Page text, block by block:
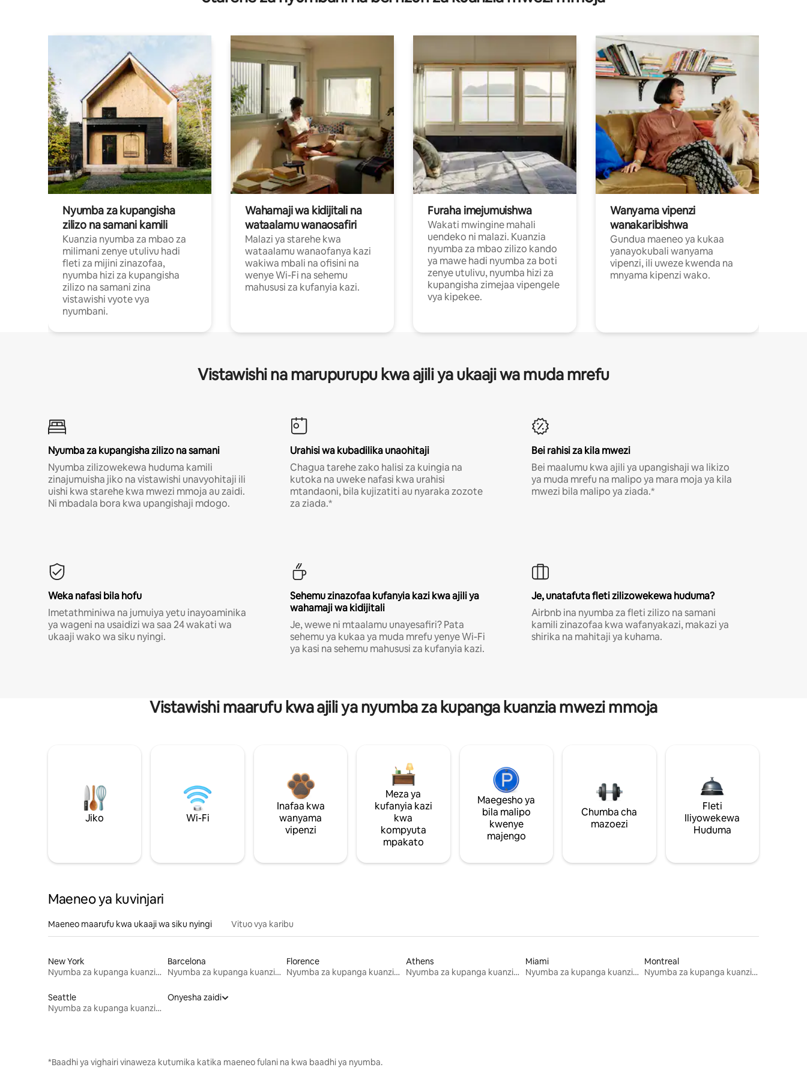
Nyumba za kupangisha
zilizo na samani kamili
Kuanzia nyumba za mbao za
milimani zenye utulivu hadi
fleti za mijini zinazofaa,
nyumba hizi za kupangisha
zilizo na samani zina
vistawishi vyote vya
nyumbani.
Wahamaji wa kidijitali na
wataalamu wanaosafiri
Malazi ya starehe kwa
wataalamu wanaofanya kazi
wakiwa mbali na ofisini na
wenye Wi-Fi na sehemu
mahususi za kufanyia kazi.
Furaha imejumuishwa
Wakati mwingine mahali
uendeko ni malazi. Kuanzia
nyumba za mbao zilizo kando
ya mawe hadi nyumba za boti
zenye utulivu, nyumba hizi za
kupangisha zimejaa vipengele
vya kipekee.
Wanyama vipenzi
wanakaribishwa
Gundua maeneo ya kukaa
yanayokubali wanyama
vipenzi, ili uweze kwenda na
mnyama kipenzi wako.
Vistawishi na marupurupu kwa ajili ya ukaaji wa muda mrefu
Nyumba za kupangisha zilizo na samani
Nyumba zilizowekewa huduma kamili
zinajumuisha jiko na vistawishi unavyohitaji ili
uishi kwa starehe kwa mwezi mmoja au zaidi.
Ni mbadala bora kwa upangishaji mdogo.
Urahisi wa kubadilika unaohitaji
Chagua tarehe zako halisi za kuingia na
kutoka na uweke nafasi kwa urahisi
mtandaoni, bila kujizatiti au nyaraka zozote
za ziada.*
Bei rahisi za kila mwezi
Bei maalumu kwa ajili ya upangishaji wa likizo
ya muda mrefu na malipo ya mara moja ya kila
mwezi bila malipo ya ziada.*
Weka nafasi bila hofu
Imetathminiwa na jumuiya yetu inayoaminika
ya wageni na usaidizi wa saa 24 wakati wa
ukaaji wako wa siku nyingi.
Sehemu zinazofaa kufanyia kazi kwa ajili ya
wahamaji wa kidijitali
Je, wewe ni mtaalamu unayesafiri? Pata
sehemu ya kukaa ya muda mrefu yenye Wi-Fi
ya kasi na sehemu mahususi za kufanyia kazi.
Je, unatafuta fleti zilizowekewa huduma?
Airbnb ina nyumba za fleti zilizo na samani
kamili zinazofaa kwa wafanyakazi, makazi ya
shirika na mahitaji ya kuhama.
Vistawishi maarufu kwa ajili ya nyumba za kupanga kuanzia mwezi mmoja
Jiko Wi-Fi
Inafaa kwa
wanyama
vipenzi
Meza ya
kufanyia kazi
kwa
kompyuta
mpakato
Maegesho ya
bila malipo
kwenye
majengo
Chumba cha
mazoezi
Fleti
Iliyowekewa
Huduma
Maeneo ya kuvinjari
Maeneo maarufu kwa ukaaji wa siku nyingi Vituo vya karibu
New York
Nyumba za kupanga kuanzia mwezi mmoja
Barcelona
Nyumba za kupanga kuanzia mwezi mmoja
Florence
Nyumba za kupanga kuanzia mwezi mmoja
Athens
Nyumba za kupanga kuanzia mwezi mmoja
Miami
Nyumba za kupanga kuanzia mwezi mmoja
Montreal
Nyumba za kupanga kuanzia mwezi mmoja
Seattle
Nyumba za kupanga kuanzia mwezi mmoja
Onyesha zaidi
*Baadhi ya vighairi vinaweza kutumika katika maeneo fulani na kwa baadhi ya nyumba.